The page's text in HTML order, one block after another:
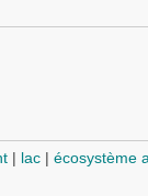
lac
écosystème